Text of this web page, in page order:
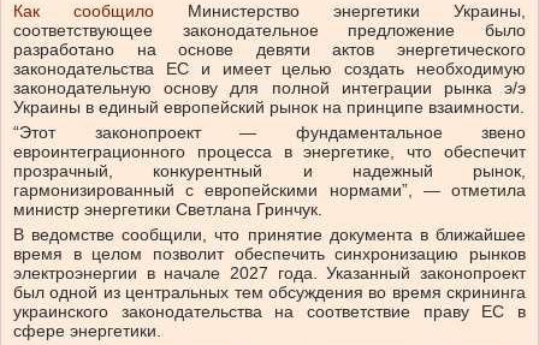
Как сообщило Министерство энергетики Украины,
соответствующее законодательное предложение было
разработано на основе девяти актов энергетического
законодательства ЕС и имеет целью создать необходимую
законодательную основу для полной интеграции рынка э/э
Украины в единый европейский рынок на принципе взаимности.
“Этот законопроект — фундаментальное звено
евроинтеграционного процесса в энергетике, что обеспечит
прозрачный, конкурентный и надежный рынок,
гармонизированный с европейскими нормами”, — отметила
министр энергетики Светлана Гринчук.
В ведомстве сообщили, что принятие документа в ближайшее
время в целом позволит обеспечить синхронизацию рынков
электроэнергии в начале 2027 года. Указанный законопроект
был одной из центральных тем обсуждения во время скрининга
украинского законодательства на соответствие праву ЕС в
сфере энергетики.